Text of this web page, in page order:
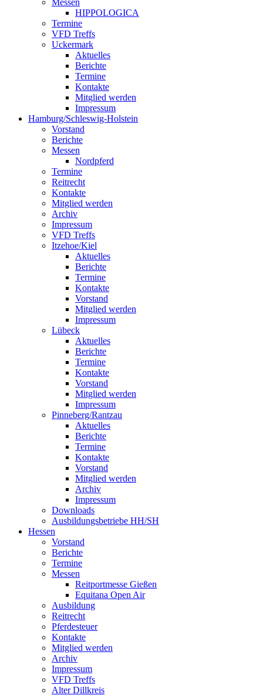
Messen
HIPPOLOGICA
Termine
VFD Treffs
Uckermark
Aktuelles
Berichte
Termine
Kontakte
Mitglied werden
Impressum
Hamburg/Schleswig-Holstein
Vorstand
Berichte
Messen
Nordpferd
Termine
Reitrecht
Kontakte
Mitglied werden
Archiv
Impressum
VFD Treffs
Itzehoe/Kiel
Aktuelles
Berichte
Termine
Kontakte
Vorstand
Mitglied werden
Impressum
Lübeck
Aktuelles
Berichte
Termine
Kontakte
Vorstand
Mitglied werden
Impressum
Pinneberg/Rantzau
Aktuelles
Berichte
Termine
Kontakte
Vorstand
Mitglied werden
Archiv
Impressum
Downloads
Ausbildungsbetriebe HH/SH
Hessen
Vorstand
Berichte
Termine
Messen
Reitportmesse Gießen
Equitana Open Air
Ausbildung
Reitrecht
Pferdesteuer
Kontakte
Mitglied werden
Archiv
Impressum
VFD Treffs
Alter Dillkreis